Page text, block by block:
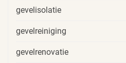
gevelisolatie
gevelreiniging
gevelrenovatie